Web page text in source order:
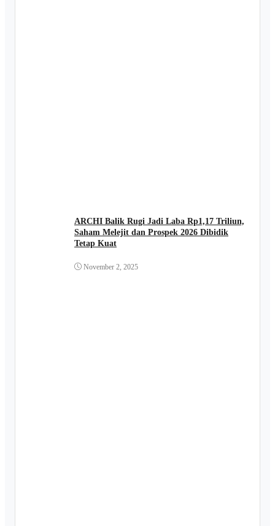
ARCHI Balik Rugi Jadi Laba Rp1,17 Triliun,
Saham Melejit dan Prospek 2026 Dibidik
Tetap Kuat
November 2, 2025